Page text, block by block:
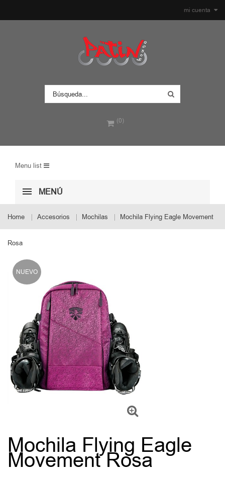
mi cuenta
(0)
Menu list
MENÚ
Home Accesorios Mochilas Mochila Flying Eagle Movement
Rosa
NUEVO
Mochila Flying Eagle
Movement Rosa